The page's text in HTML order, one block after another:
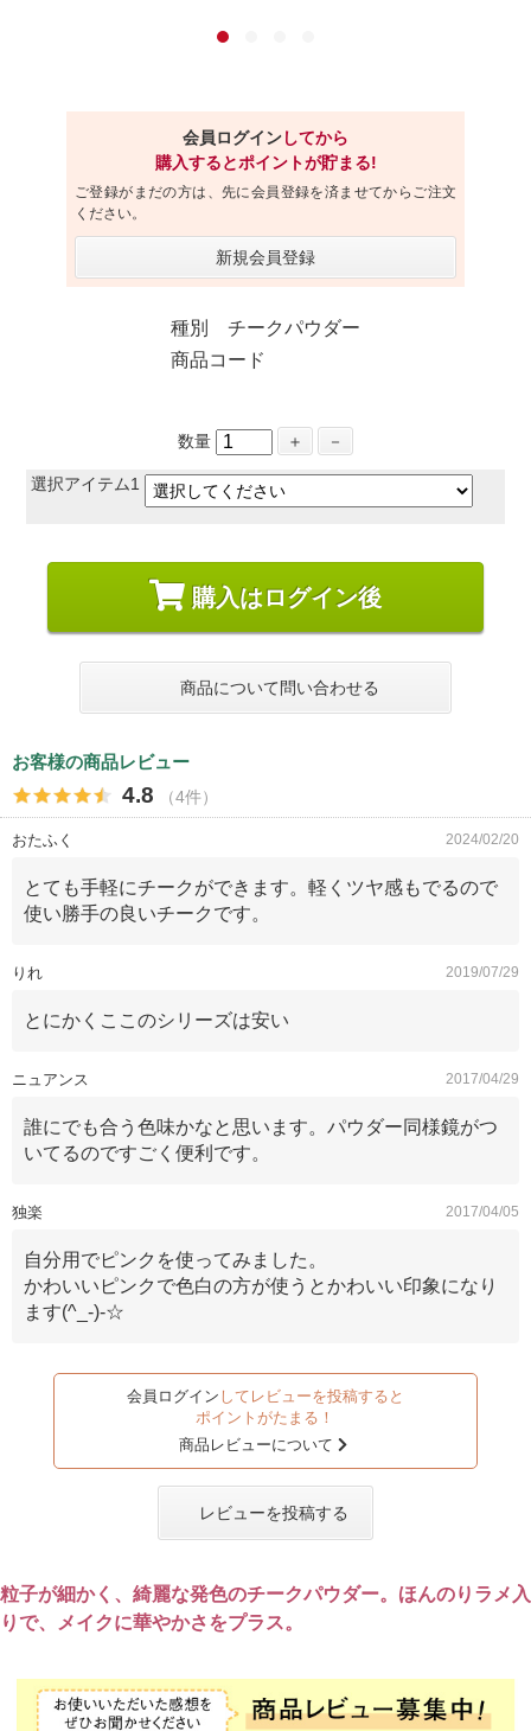
会員ログインしてから
購入するとポイントが貯まる!
ご登録がまだの方は、先に会員登録を済ませてからご注文
ください。
新規会員登録
種別 チークパウダー
商品コード
数量 ＋ －
選択アイテム1
購入はログイン後
商品について問い合わせる
お客様の商品レビュー
4.8 （4件）
おたふく 2024/02/20
とても手軽にチークができます。軽くツヤ感もでるので
使い勝手の良いチークです。
りれ 2019/07/29
とにかくここのシリーズは安い
ニュアンス 2017/04/29
誰にでも合う色味かなと思います。パウダー同様鏡がつ
いてるのですごく便利です。
独楽 2017/04/05
自分用でピンクを使ってみました。
かわいいピンクで色白の方が使うとかわいい印象になり
ます(^_-)-☆
会員ログイン してレビューを投稿すると
ポイントがたまる！
商品レビューについて
レビューを投稿する
粒子が細かく、綺麗な発色のチークパウダー。ほんのりラメ入
りで、メイクに華やかさをプラス。